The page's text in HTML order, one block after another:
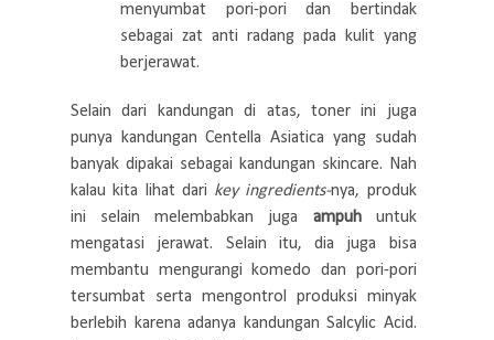
menyumbat pori-pori dan bertindak
sebagai zat anti radang pada kulit yang
berjerawat.
Selain dari kandungan di atas, toner ini juga
punya kandungan Centella Asiatica yang sudah
banyak dipakai sebagai kandungan skincare.
Nah
kalau kita lihat dari key ingredients-nya, produk
ini selain melembabkan juga ampuh untuk
mengatasi jerawat. Selain itu, dia juga bisa
membantu mengurangi komedo dan pori-pori
tersumbat serta mengontrol produksi minyak
berlebih karena adanya kandungan Salcylic Acid.